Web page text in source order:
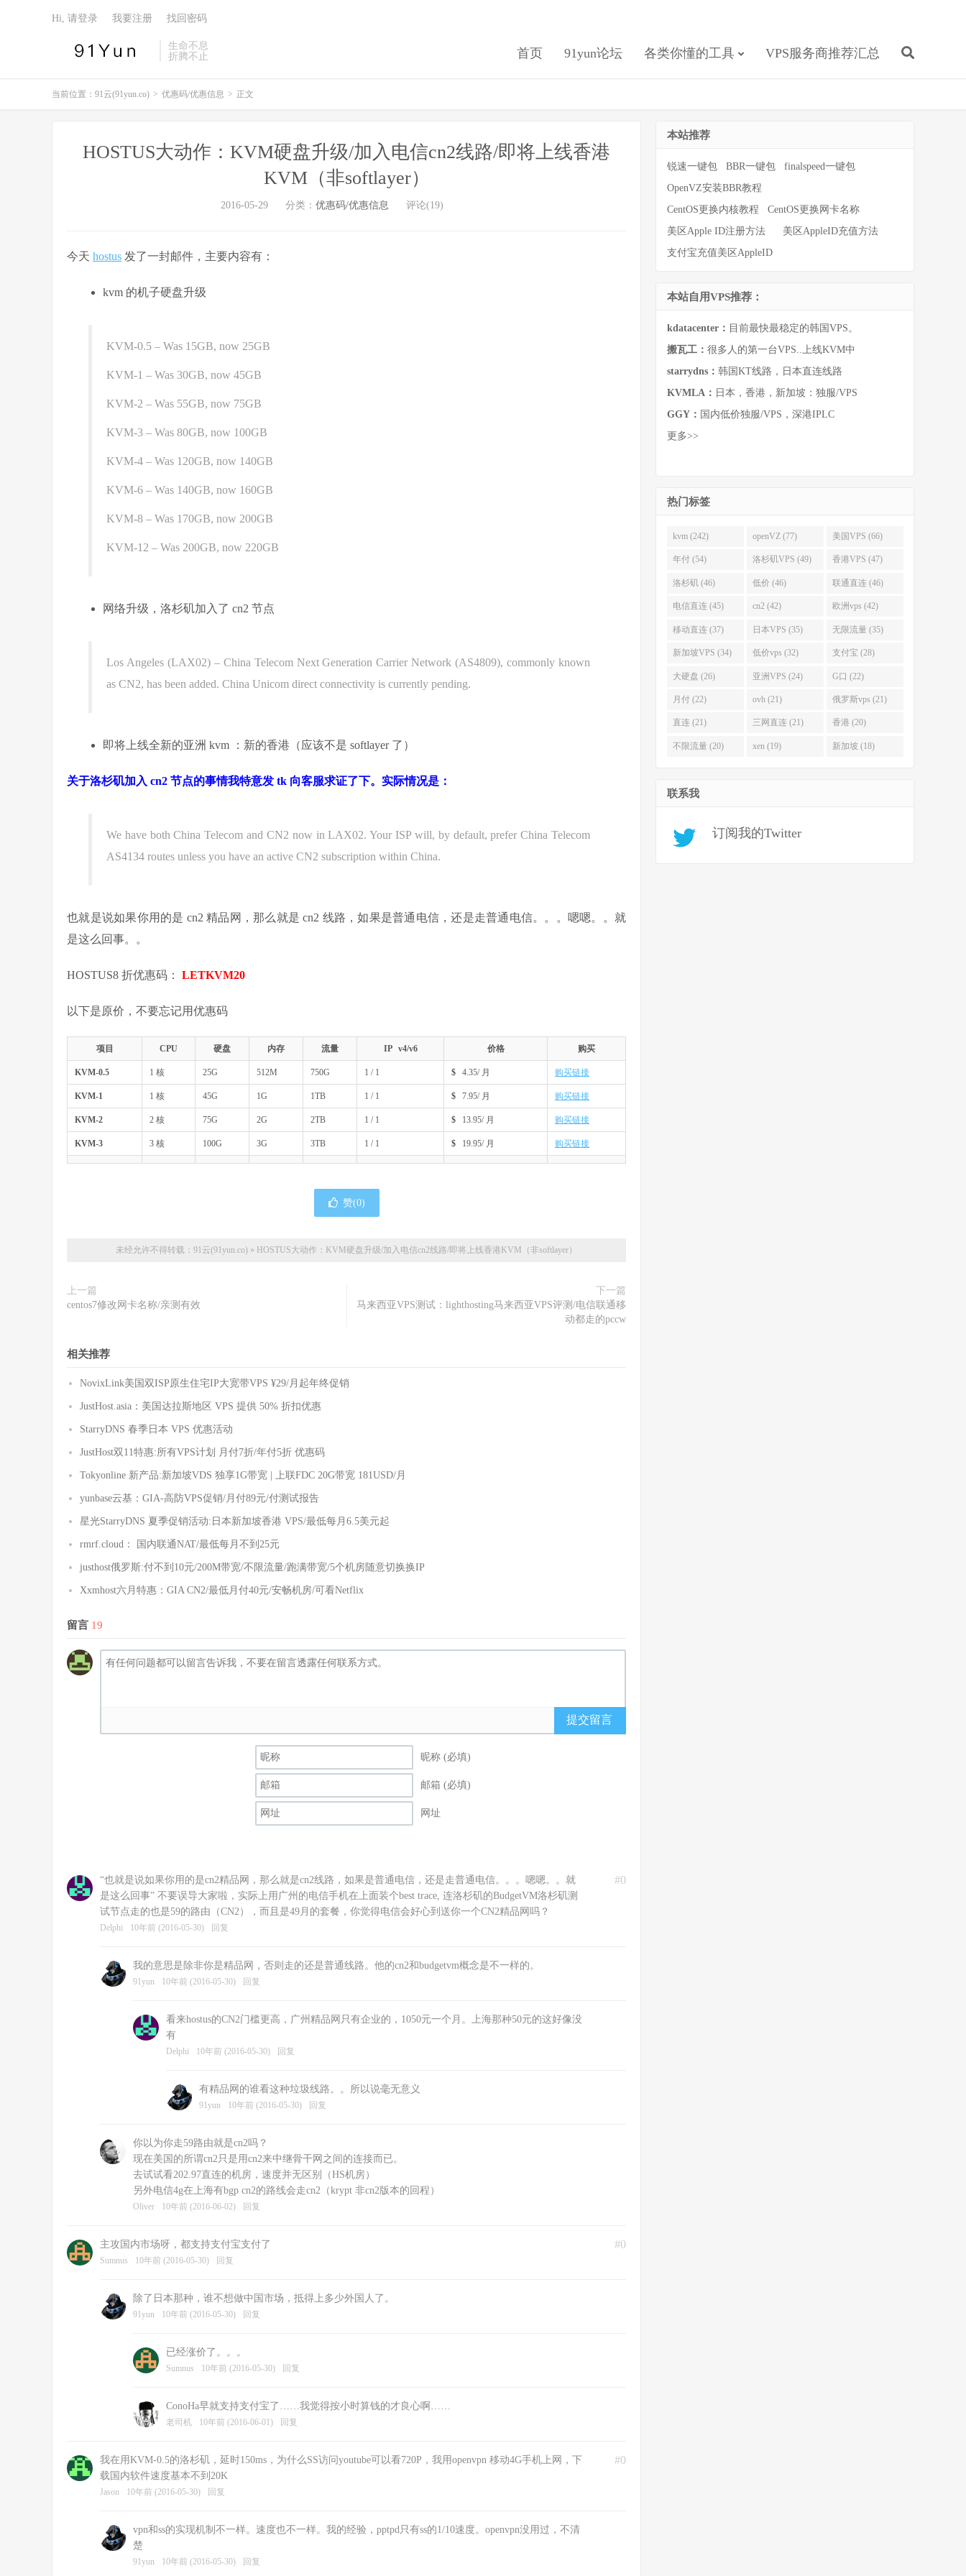
生命不息
折腾不止
首页 91yun论坛 各类你懂的工具 VPS服务商推荐汇总
Hi, 请登录 我要注册 找回密码
当前位置： 91云(91yun.co) > 优惠码/优惠信息 > 正文
HOSTUS大动作：KVM硬盘升级/加入电信cn2线路/即将上线香港
KVM（非softlayer）
2016-05-29 分类： 优惠码/优惠信息 评论(19)
今天 hostus 发了一封邮件，主要内容有：
kvm 的机子硬盘升级
KVM-0.5 – Was 15GB, now 25GB
KVM-1 – Was 30GB, now 45GB
KVM-2 – Was 55GB, now 75GB
KVM-3 – Was 80GB, now 100GB
KVM-4 – Was 120GB, now 140GB
KVM-6 – Was 140GB, now 160GB
KVM-8 – Was 170GB, now 200GB
KVM-12 – Was 200GB, now 220GB
网络升级，洛杉矶加入了 cn2 节点
Los Angeles (LAX02) – China Telecom Next Generation Carrier Network (AS4809), commonly known
as CN2, has been added. China Unicom direct connectivity is currently pending.
即将上线全新的亚洲 kvm ：新的香港（应该不是 softlayer 了）
关于洛杉矶加入 cn2 节点的事情我特意发 tk 向客服求证了下。实际情况是：
We have both China Telecom and CN2 now in LAX02. Your ISP will, by default, prefer China Telecom
AS4134 routes unless you have an active CN2 subscription within China.
也就是说如果你用的是 cn2 精品网，那么就是 cn2 线路，如果是普通电信，还是走普通电信。。。嗯嗯。。就
是这么回事。。
HOSTUS8 折优惠码： LETKVM20
以下是原价，不要忘记用优惠码
项目 CPU 硬盘 内存 流量 IP v4/v6 价格 购买
KVM-0.5 1 核 25G 512M 750G 1 / 1 $ 4.35/ 月 购买链接
KVM-1 1 核 45G 1G 1TB 1 / 1 $ 7.95/ 月 购买链接
KVM-2 2 核 75G 2G 2TB 1 / 1 $ 13.95/ 月 购买链接
KVM-3 3 核 100G 3G 3TB 1 / 1 $ 19.95/ 月 购买链接
赞(0)
未经允许不得转载： 91云(91yun.co) » HOSTUS大动作：KVM硬盘升级/加入电信cn2线路/即将上线香港KVM（非softlayer）
上一篇
centos7修改网卡名称/亲测有效
下一篇
马来西亚VPS测试：lighthosting马来西亚VPS评测/电信联通移
动都走的pccw
相关推荐
NovixLink美国双ISP原生住宅IP大宽带VPS ¥29/月起年终促销
JustHost.asia：美国达拉斯地区 VPS 提供 50% 折扣优惠
StarryDNS 春季日本 VPS 优惠活动
JustHost双11特惠:所有VPS计划 月付7折/年付5折 优惠码
Tokyonline 新产品:新加坡VDS 独享1G带宽 | 上联FDC 20G带宽 181USD/月
yunbase云基：GIA-高防VPS促销/月付89元/付测试报告
星光StarryDNS 夏季促销活动:日本新加坡香港 VPS/最低每月6.5美元起
rmrf.cloud： 国内联通NAT/最低每月不到25元
justhost俄罗斯:付不到10元/200M带宽/不限流量/跑满带宽/5个机房随意切换换IP
Xxmhost六月特惠：GIA CN2/最低月付40元/安畅机房/可看Netflix
留言 19
提交留言
昵称 (必填)
邮箱 (必填)
网址
#0
“也就是说如果你用的是cn2精品网，那么就是cn2线路，如果是普通电信，还是走普通电信。。。嗯嗯。。就
是这么回事” 不要误导大家啦，实际上用广州的电信手机在上面装个best trace, 连洛杉矶的BudgetVM洛杉矶测
试节点走的也是59的路由（CN2），而且是49月的套餐，你觉得电信会好心到送你一个CN2精品网吗？
Delphi 10年前 (2016-05-30) 回复
我的意思是除非你是精品网，否则走的还是普通线路。他的cn2和budgetvm概念是不一样的。
91yun 10年前 (2016-05-30) 回复
看来hostus的CN2门槛更高，广州精品网只有企业的，1050元一个月。上海那种50元的这好像没
有
Delphi 10年前 (2016-05-30) 回复
有精品网的谁看这种垃圾线路。。所以说毫无意义
91yun 10年前 (2016-05-30) 回复
你以为你走59路由就是cn2吗？
现在美国的所谓cn2只是用cn2来中继骨干网之间的连接而已。
去试试看202.97直连的机房，速度并无区别（HS机房）
另外电信4g在上海有bgp cn2的路线会走cn2（krypt 非cn2版本的回程）
Oliver 10年前 (2016-06-02) 回复
#0
主攻国内市场呀，都支持支付宝支付了
Sumnus 10年前 (2016-05-30) 回复
除了日本那种，谁不想做中国市场，抵得上多少外国人了。
91yun 10年前 (2016-05-30) 回复
已经涨价了。。。
Sumnus 10年前 (2016-05-30) 回复
ConoHa早就支持支付宝了……我觉得按小时算钱的才良心啊……
老司机 10年前 (2016-06-01) 回复
#0
我在用KVM-0.5的洛杉矶，延时150ms，为什么SS访问youtube可以看720P，我用openvpn 移动4G手机上网，下
载国内软件速度基本不到20K
Jason 10年前 (2016-05-30) 回复
vpn和ss的实现机制不一样。速度也不一样。我的经验，pptpd只有ss的1/10速度。openvpn没用过，不清
楚
91yun 10年前 (2016-05-30) 回复
本站推荐
锐速一键包 BBR一键包
finalspeed一键包
OpenVZ安装BBR教程
CentOS更换内核教程
CentOS更换网卡名称
美区Apple ID注册方法
美区AppleID充值方法
支付宝充值美区AppleID
本站自用VPS推荐：
kdatacenter： 目前最快最稳定的韩国VPS。
搬瓦工： 很多人的第一台VPS..上线KVM中
starrydns： 韩国KT线路，日本直连线路
KVMLA： 日本，香港，新加坡：独服/VPS
GGY： 国内低价独服/VPS，深港IPLC
更多>>
热门标签
kvm (242) openVZ (77) 美国VPS (66)
年付 (54) 洛杉矶VPS (49) 香港VPS (47)
洛杉矶 (46) 低价 (46) 联通直连 (46)
电信直连 (45) cn2 (42) 欧洲vps (42)
移动直连 (37) 日本VPS (35) 无限流量 (35)
新加坡VPS (34) 低价vps (32) 支付宝 (28)
大硬盘 (26) 亚洲VPS (24) G口 (22)
月付 (22) ovh (21) 俄罗斯vps (21)
直连 (21) 三网直连 (21) 香港 (20)
不限流量 (20) xen (19) 新加坡 (18)
联系我
订阅我的Twitter